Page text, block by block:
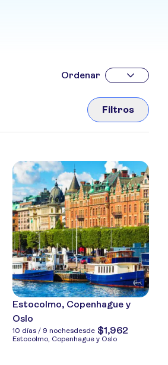
Ordenar
Filtros
Estocolmo, Copenhague y
Oslo
10 días / 9 nochesdesde $1,962
Estocolmo, Copenhague y Oslo